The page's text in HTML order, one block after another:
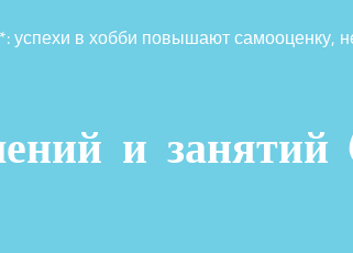
успехи в хобби повышают самооценку,
и занятий